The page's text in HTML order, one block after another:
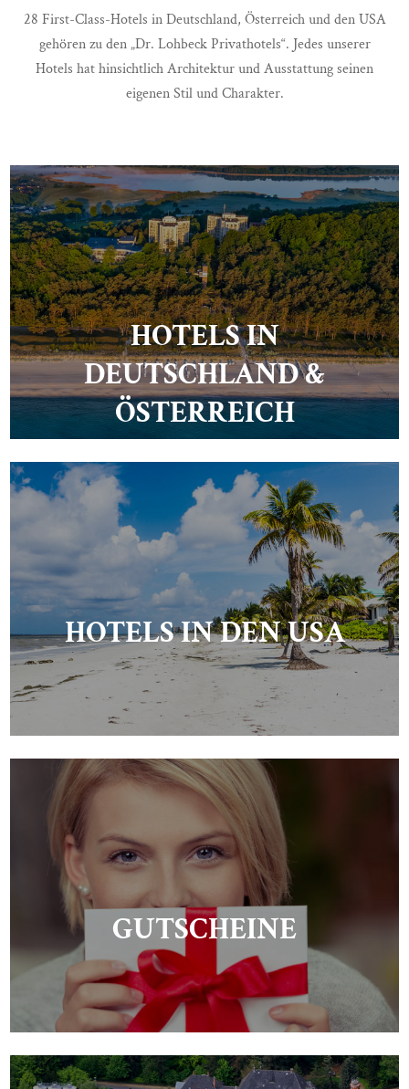
28 First-Class-Hotels in Deutschland, Österreich und den USA
gehören zu den „Dr. Lohbeck Privathotels“. Jedes unserer
Hotels hat hinsichtlich Architektur und Ausstattung seinen
eigenen Stil und Charakter.
HOTELS IN
DEUTSCHLAND &
ÖSTERREICH
HOTELS IN DEN USA
GUTSCHEINE